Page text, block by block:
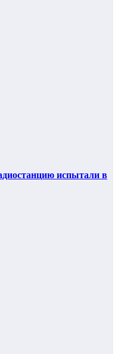
испытали в